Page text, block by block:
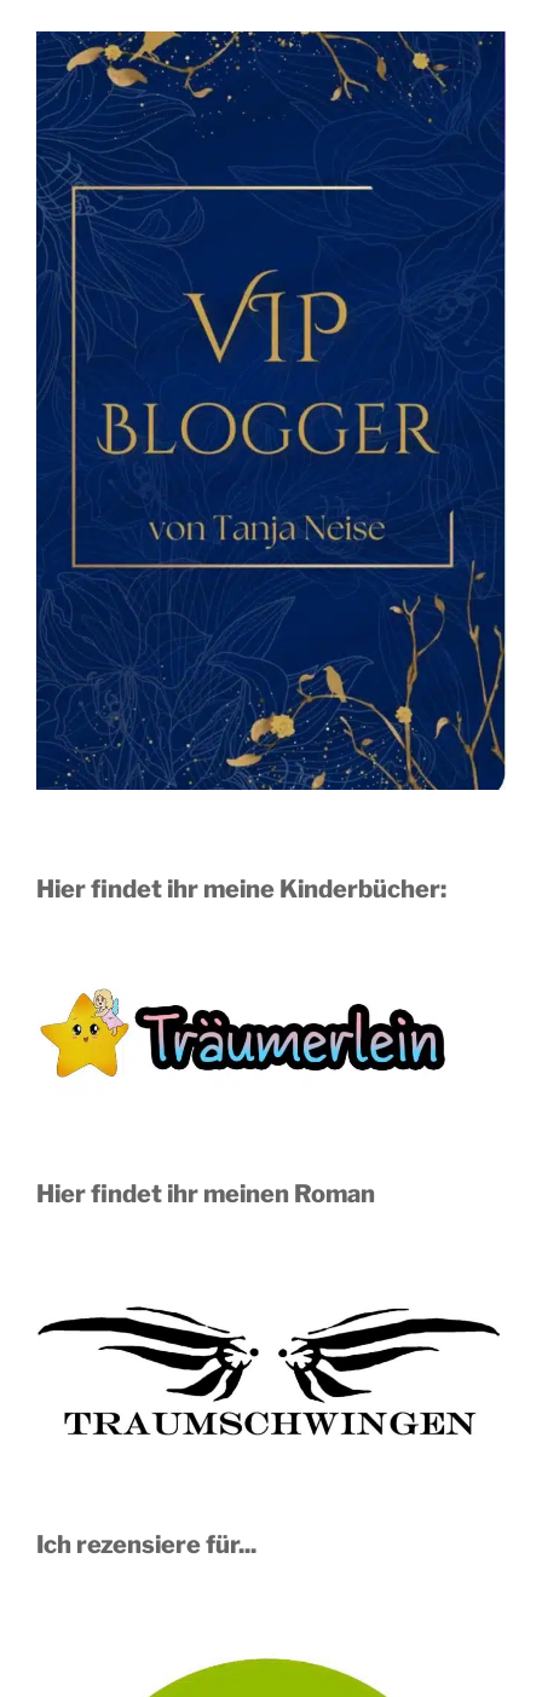
Hier findet ihr meine Kinderbücher:
Hier findet ihr meinen Roman
Ich rezensiere für...